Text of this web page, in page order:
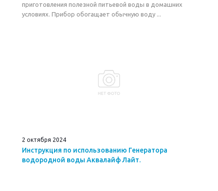
приготовления полезной питьевой воды в домашних
условиях. Прибор обогащает обычную воду ...
2 октября 2024
Инструкция по использованию Генератора
водородной воды Аквалайф Лайт.